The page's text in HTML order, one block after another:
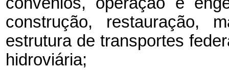
construção, restauração,
estrutura de transportes
hidroviária;